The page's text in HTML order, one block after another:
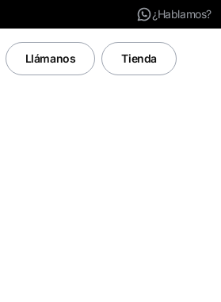
¿Hablamos?
Llámanos Tienda